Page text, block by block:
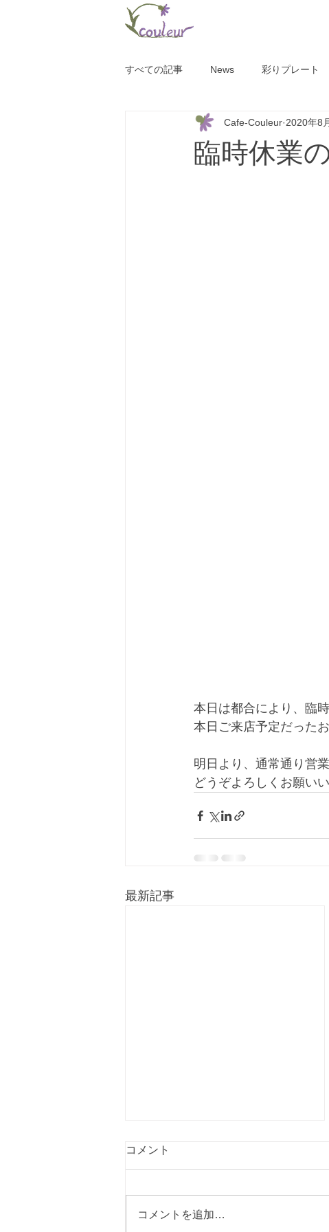
すべての記事 News 彩りプレート
臨時休業
Cafe-Couleur 2020年8
本日は都合により、臨
本日ご来店予定だった
明日より、通常通り営
どうぞよろしくお願い
最新記事
コメント
コメントを追加…